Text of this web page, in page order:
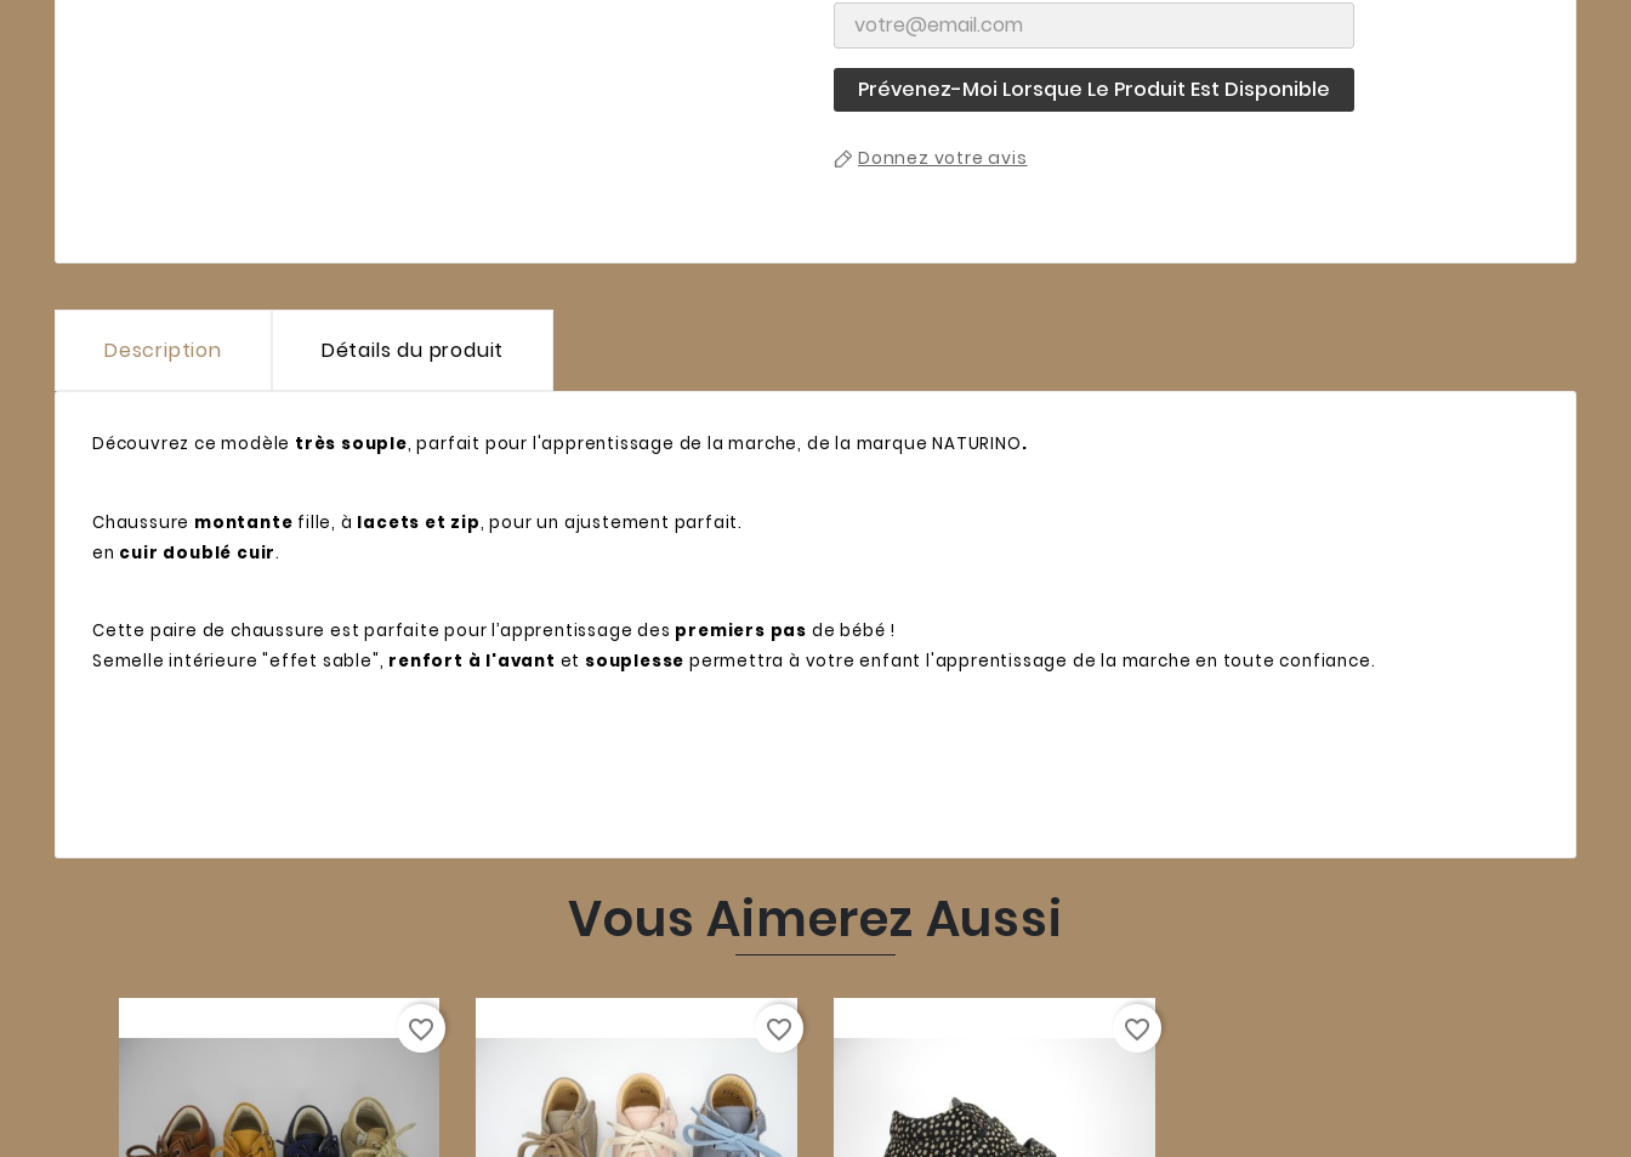
Prévenez-Moi Lorsque Le Produit Est Disponible
Donnez votre avis
Description Détails du produit
Découvrez ce modèle très souple, parfait pour l'apprentissage de la marche, de la marque NATURINO.
Chaussure montante fille, à lacets et zip, pour un ajustement parfait.
en cuir doublé cuir.
Cette paire de chaussure est parfaite pour l’apprentissage des premiers pas de bébé !
Semelle intérieure "effet sable", renfort à l'avant et souplesse permettra à votre enfant l'apprentissage de la marche en toute confiance.
Vous Aimerez Aussi
favorite_border favorite_border favorite_border